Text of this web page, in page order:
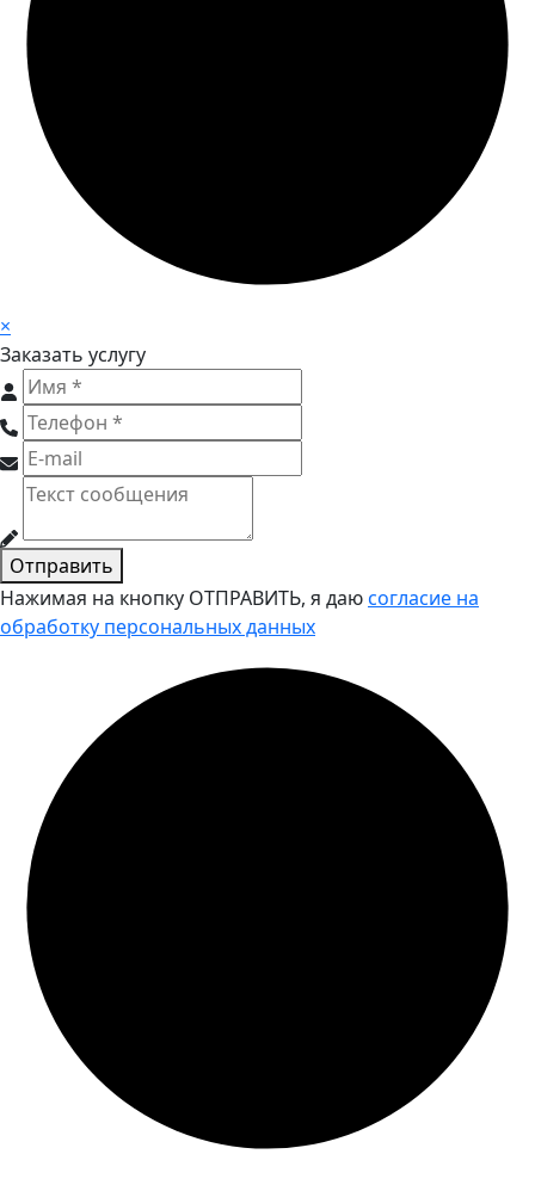
×
Заказать услугу
Отправить
Нажимая на кнопку ОТПРАВИТЬ, я даюсогласие на
обработку персональных данных